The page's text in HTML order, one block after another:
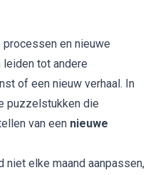
en nieuwe
tot andere
of een nieuw verhaal. In
puzzelstukken die
van een nieuwe
niet elke maand aanpassen,